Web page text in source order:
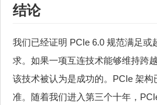
结论
我们已经证明 PCIe 6.0 规范满足或
求。如果一项互连技术能够维持跨
该技术被认为是成功的。PCIe 架
准。随着我们进入第三个十年，